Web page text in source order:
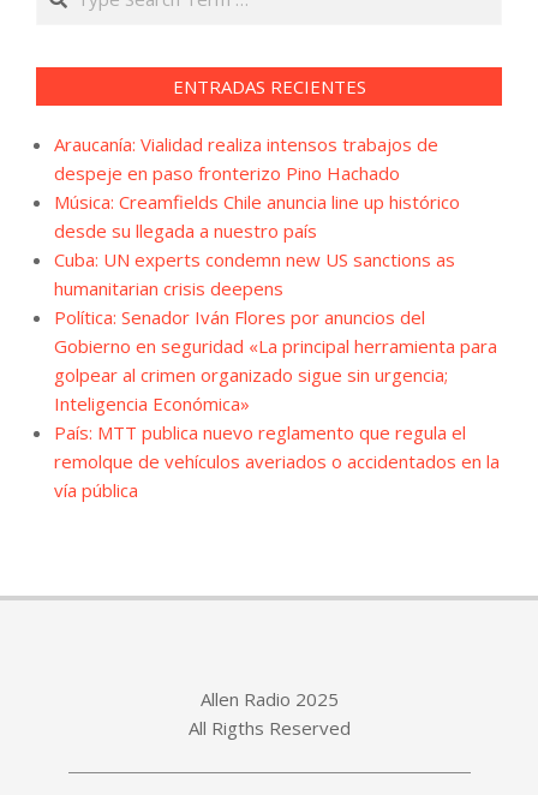
ENTRADAS RECIENTES
Araucanía: Vialidad realiza intensos trabajos de
despeje en paso fronterizo Pino Hachado
Música: Creamfields Chile anuncia line up histórico
desde su llegada a nuestro país
Cuba: UN experts condemn new US sanctions as
humanitarian crisis deepens
Política: Senador Iván Flores por anuncios del
Gobierno en seguridad «La principal herramienta para
golpear al crimen organizado sigue sin urgencia;
Inteligencia Económica»
País: MTT publica nuevo reglamento que regula el
remolque de vehículos averiados o accidentados en la
vía pública
Allen Radio 2025
All Rigths Reserved